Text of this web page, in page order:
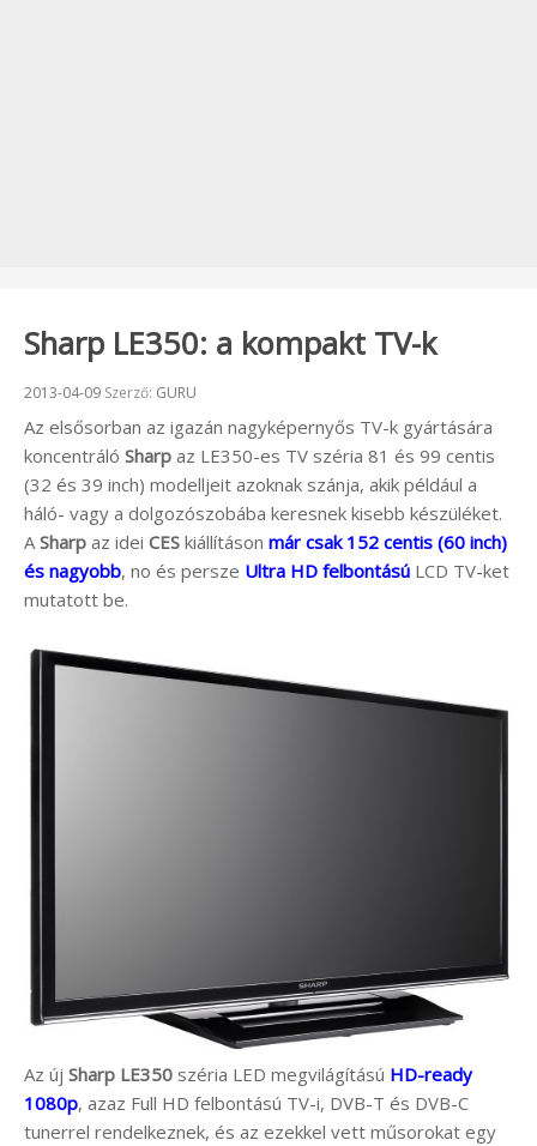
Sharp LE350: a kompakt TV-k
Beküldve:
2013-04-09 Szerző: GURU
Az elsősorban az igazán nagyképernyős TV-k gyártására
koncentráló Sharp az LE350-es TV széria 81 és 99 centis
(32 és 39 inch) modelljeit azoknak szánja, akik például a
háló- vagy a dolgozószobába keresnek kisebb készüléket.
A Sharp az idei CES kiállításon már csak 152 centis (60 inch)
és nagyobb, no és persze Ultra HD felbontású LCD TV-ket
mutatott be.
Az új Sharp LE350 széria LED megvilágítású HD-ready
1080p, azaz Full HD felbontású TV-i, DVB-T és DVB-C
tunerrel rendelkeznek, és az ezekkel vett műsorokat egy